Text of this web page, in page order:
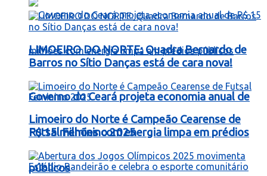
Governo do Ceará projeta economia anual de
R$ 15 milhões com energia limpa em prédios
públicos
LIMOEIRO DO NORTE: Quadra Bernardo de
Barros no Sítio Danças está de cara nova!
Limoeiro do Norte é Campeão Cearense de
Futsal Feminino 2025